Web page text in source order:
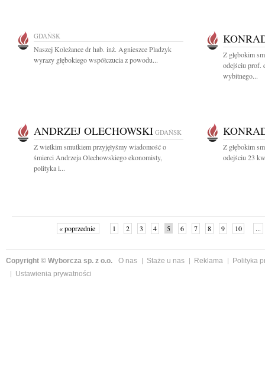
GDAŃSK
Naszej Koleżance dr hab. inż. Agnieszce Pladzyk
wyrazy głębokiego współczucia z powodu...
Z głębokim
odejściu prof.
wybitnego...
ANDRZEJ OLECHOWSKI GDAŃSK
Z wielkim smutkiem przyjęłyśmy wiadomość o
śmierci Andrzeja Olechowskiego ekonomisty,
polityka i...
Z głębokim
odejściu 23
« poprzednie 1 2 3 4 5 6 7 8 9 10 ...
Copyright © Wyborcza sp. z o.o. O nas Staże u nas Reklama
Polityka
Ustawienia prywatności